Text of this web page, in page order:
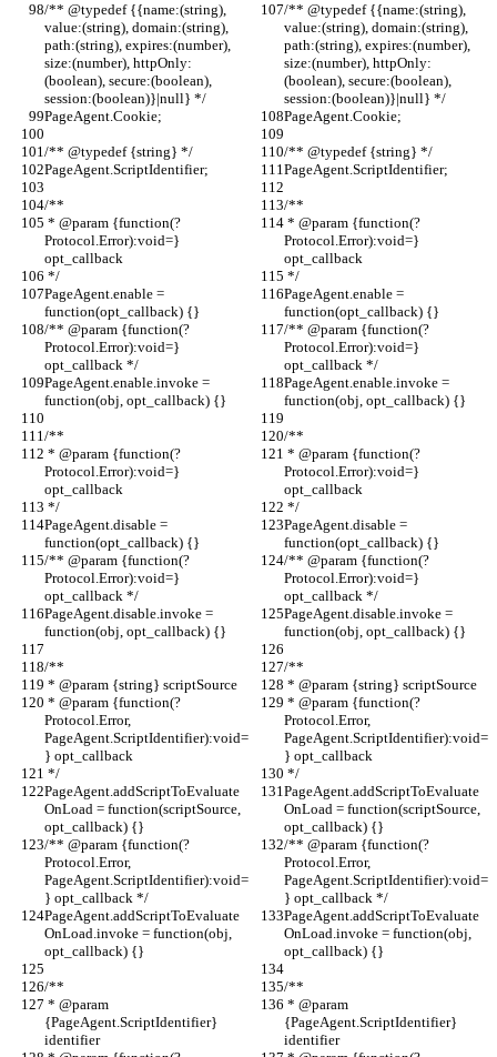
/** @typedef {{name:(string),
value:(string), domain:(string),
path:(string), expires:(number),
size:(number), httpOnly:
(boolean), secure:(boolean),
session:(boolean)}|null} */
/** @typedef {{name:(string),
value:(string), domain:(string),
path:(string), expires:(number),
size:(number), httpOnly:
(boolean), secure:(boolean),
session:(boolean)}|null} */
PageAgent.Cookie;
PageAgent.Cookie;
/** @typedef {string} */
/** @typedef {string} */
PageAgent.ScriptIdentifier;
PageAgent.ScriptIdentifier;
/**
/**
Protocol.Error):void=}
opt_callback
Protocol.Error):void=}
opt_callback
*/
*/
PageAgent.enable =
function(opt_callback) {}
PageAgent.enable =
function(opt_callback) {}
/** @param {function(?
Protocol.Error):void=}
opt_callback */
/** @param {function(?
Protocol.Error):void=}
opt_callback */
PageAgent.enable.invoke =
function(obj, opt_callback) {}
PageAgent.enable.invoke =
function(obj, opt_callback) {}
/**
/**
Protocol.Error):void=}
opt_callback
Protocol.Error):void=}
opt_callback
*/
*/
PageAgent.disable =
function(opt_callback) {}
PageAgent.disable =
function(opt_callback) {}
/** @param {function(?
Protocol.Error):void=}
opt_callback */
/** @param {function(?
Protocol.Error):void=}
opt_callback */
PageAgent.disable.invoke =
function(obj, opt_callback) {}
PageAgent.disable.invoke =
function(obj, opt_callback) {}
/**
/**
* @param {string} scriptSource
* @param {string} scriptSource
Protocol.Error,
PageAgent.ScriptIdentifier):void=
} opt_callback
Protocol.Error,
PageAgent.ScriptIdentifier):void=
} opt_callback
*/
*/
PageAgent.addScriptToEvaluate
OnLoad = function(scriptSource,
opt_callback) {}
PageAgent.addScriptToEvaluate
OnLoad = function(scriptSource,
opt_callback) {}
/** @param {function(?
Protocol.Error,
PageAgent.ScriptIdentifier):void=
} opt_callback */
/** @param {function(?
Protocol.Error,
PageAgent.ScriptIdentifier):void=
} opt_callback */
PageAgent.addScriptToEvaluate
OnLoad.invoke = function(obj,
opt_callback) {}
PageAgent.addScriptToEvaluate
OnLoad.invoke = function(obj,
opt_callback) {}
/**
/**
{PageAgent.ScriptIdentifier}
identifier
{PageAgent.ScriptIdentifier}
identifier